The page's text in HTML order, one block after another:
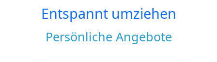
Entspannt umziehen
Persönliche Angebote